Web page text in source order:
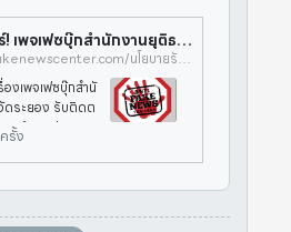
ข่าวปลอม อย่าแชร์! เพจเฟซบุ๊กสำนักงานยุติธรรมจังหวัดระยอง รับติดตามคดีของ ปชช. และขอข้อมูลส่วนบุคคล | ศูนย์ต่อต้านข่าวปลอม
https://www.antifakenewscenter.com/นโยบายรัฐบาล-ข่าวสาร/ข่าวปลอม-อย่าแชร์-เพจเฟซบุ๊กสำนักงานยุติธรรมจังหวัดระยอง-รับติดตามคดีของ-ปชช-และขอข้อมูลส่วนบุคคล/
งเพจเฟซบุ๊กสำนั
ดระยอง รับติดต
ขอข้อมูลส่วนบุค
ปลอมได้ดำเนิน
จริงกับสำนักงาน
ม กระทรวงยุติ
รั้ง